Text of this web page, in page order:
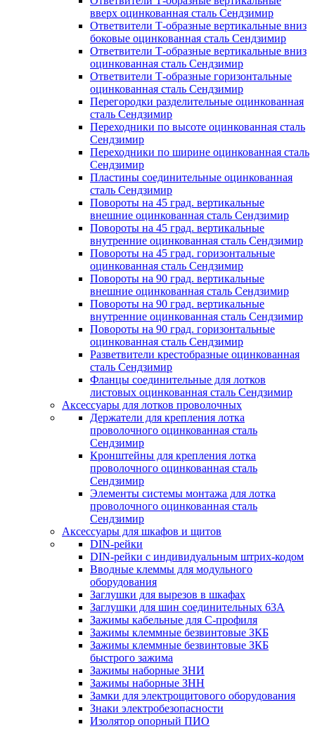
вверх оцинкованная сталь Сендзимир
Ответвители Т-образные вертикальные вниз
боковые оцинкованная сталь Сендзимир
Ответвители Т-образные вертикальные вниз
оцинкованная сталь Сендзимир
Ответвители Т-образные горизонтальные
оцинкованная сталь Сендзимир
Перегородки разделительные оцинкованная
сталь Сендзимир
Переходники по высоте оцинкованная сталь
Сендзимир
Переходники по ширине оцинкованная сталь
Сендзимир
Пластины соединительные оцинкованная
сталь Сендзимир
Повороты на 45 град. вертикальные
внешние оцинкованная сталь Сендзимир
Повороты на 45 град. вертикальные
внутренние оцинкованная сталь Сендзимир
Повороты на 45 град. горизонтальные
оцинкованная сталь Сендзимир
Повороты на 90 град. вертикальные
внешние оцинкованная сталь Сендзимир
Повороты на 90 град. вертикальные
внутренние оцинкованная сталь Сендзимир
Повороты на 90 град. горизонтальные
оцинкованная сталь Сендзимир
Разветвители крестобразные оцинкованная
сталь Сендзимир
Фланцы соединительные для лотков
листовых оцинкованная сталь Сендзимир
Аксессуары для лотков проволочных
Держатели для крепления лотка
проволочного оцинкованная сталь
Сендзимир
Кронштейны для крепления лотка
проволочного оцинкованная сталь
Сендзимир
Элементы системы монтажа для лотка
проволочного оцинкованная сталь
Сендзимир
Аксессуары для шкафов и щитов
DIN-рейки
DIN-рейки с индивидуальным штрих-кодом
Вводные клеммы для модульного
оборудования
Заглушки для вырезов в шкафах
Заглушки для шин соединительных 63А
Зажимы кабельные для С-профиля
Зажимы клеммные безвинтовые ЗКБ
Зажимы клеммные безвинтовые ЗКБ
быстрого зажима
Зажимы наборные ЗНИ
Зажимы наборные ЗНН
Замки для электрощитового оборудования
Знаки электробезопасности
Изолятор опорный ПИО